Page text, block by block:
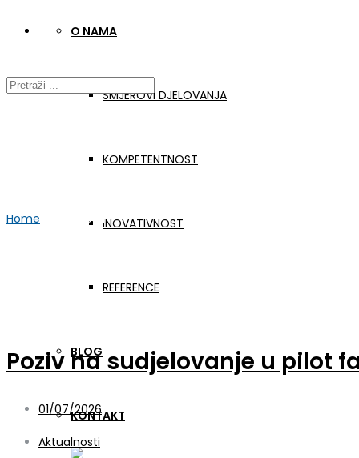
O NAMA
SMJEROVI DJELOVANJA
KOMPETENTNOST
INOVATIVNOST
REFERENCE
BLOG
KONTAKT
Home Aktualnosti
Poziv na sudjelovanje u pilot
01/07/2026
Aktualnosti